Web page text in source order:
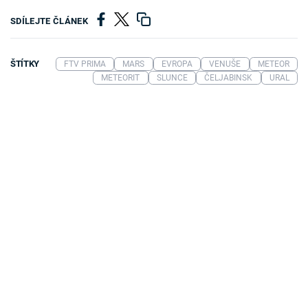
SDÍLEJTE ČLÁNEK
ŠTÍTKY FTV PRIMA MARS EVROPA VENUŠE
METEOR
METEORIT
SLUNCE ČELJABINSK URAL